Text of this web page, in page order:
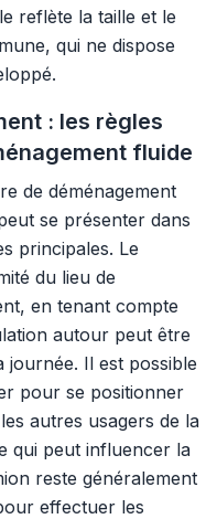
reflète la taille et le
qui ne dispose
: les règles
fluide
de déménagement
se présenter dans
principales. Le
du lieu de
en tenant compte
autour peut être
journée. Il est possible
pour se positionner
autres usagers de la
qui peut influencer la
reste généralement
effectuer les